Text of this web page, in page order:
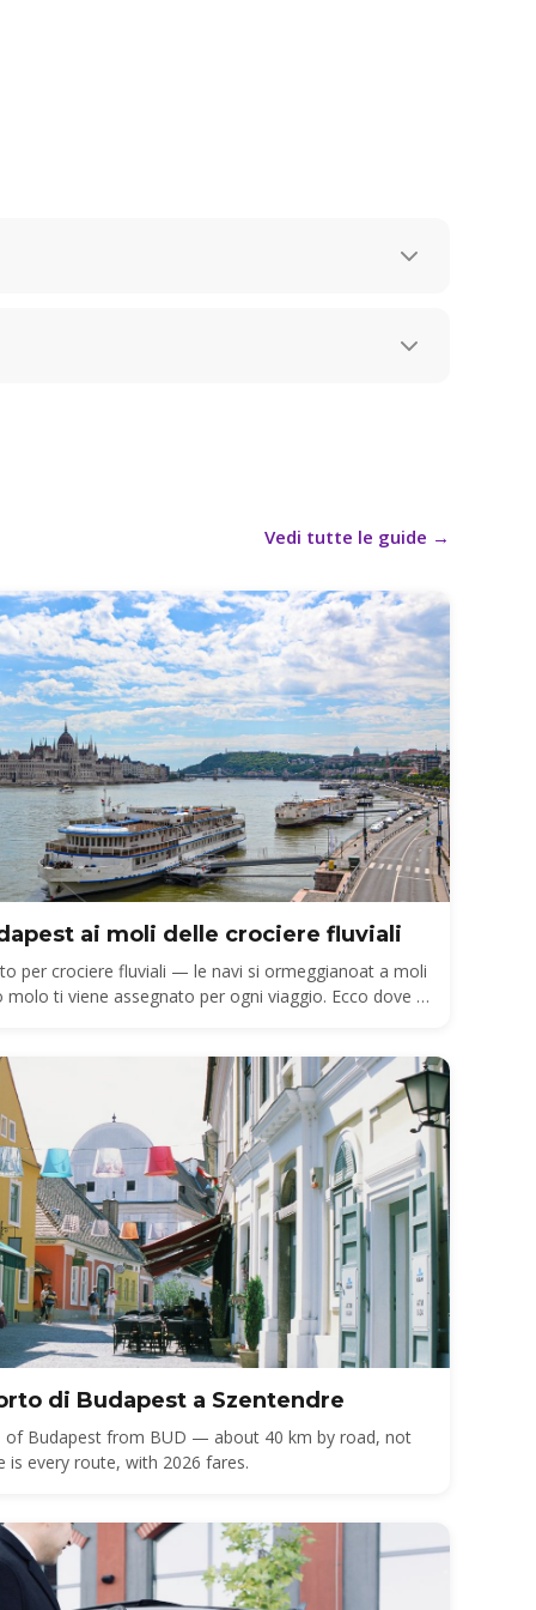
Vedi tutte le guide →
ai moli delle crociere fluviali
per crociere fluviali — le navi si ormeggianoat a moli
ti viene assegnato per ogni viaggio. Ecco dove si
di Budapest a Szentendre
of Budapest from BUD — about 40 km by road, not
is every route, with 2026 fares.